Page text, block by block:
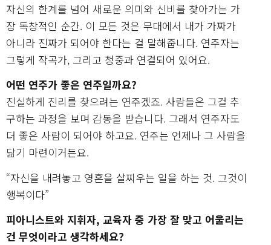
자신의 한계를 넘어 새로운 의미와 신비를 찾아가는 가
장 독창적인 순간. 이 모든 것은 무대에서 내가 가짜가
아니라 진짜가 되어야 한다는 걸 말해줍니다. 연주자는
그렇게 작곡가, 그리고 청중과 연결되어 있어요.
어떤 연주가 좋은 연주일까요?
진실하게 진리를 찾으려는 연주겠죠. 사람들은 그걸 추
구하는 과정을 보며 감동을 받습니다. 그래서 연주자도
더 좋은 사람이 되어야 하고요. 연주는 언제나 그 사람을
닮기 마련이거든요.
“자신을 내려놓고 영혼을 살찌우는 일을 하는 것. 그것이
행복이다”
피아니스트와 지휘자, 교육자 중 가장 잘 맞고 어울리는
건 무엇이라고 생각하세요?